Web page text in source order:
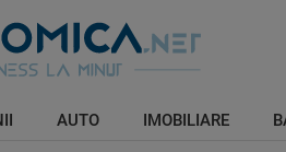
AUTO IMOBILIARE